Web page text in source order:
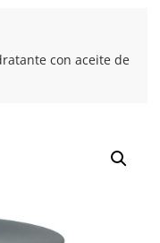
con aceite de